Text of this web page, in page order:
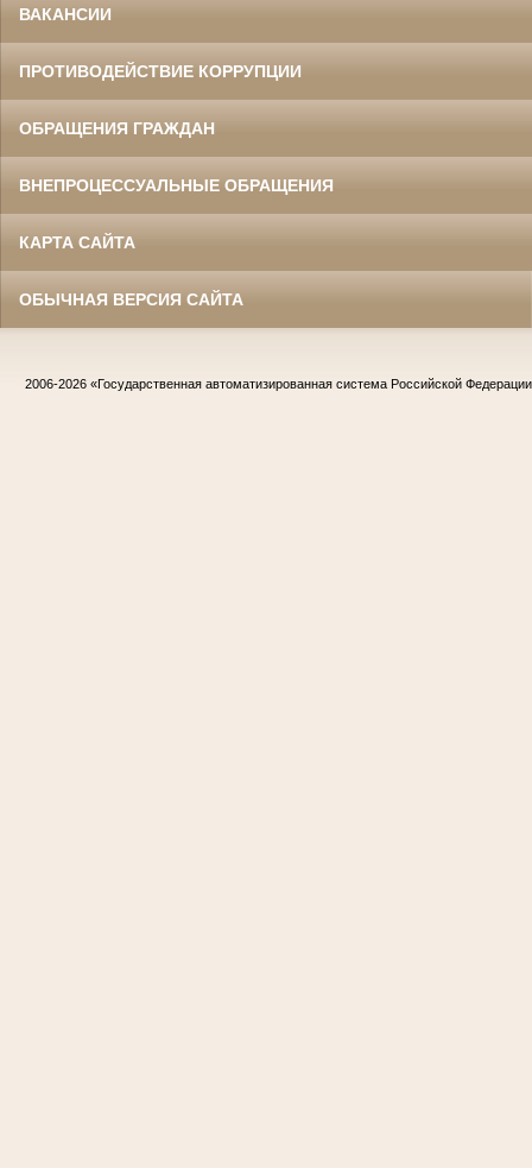
ВАКАНСИИ
ПРОТИВОДЕЙСТВИЕ КОРРУПЦИИ
ОБРАЩЕНИЯ ГРАЖДАН
ВНЕПРОЦЕССУАЛЬНЫЕ ОБРАЩЕНИЯ
КАРТА САЙТА
ОБЫЧНАЯ ВЕРСИЯ САЙТА
2006-2026 «Государственная автоматизированная система Российской